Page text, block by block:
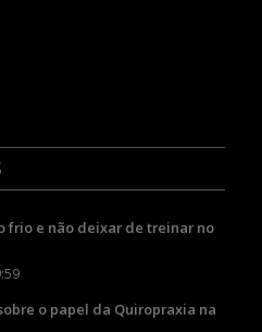
frio e não deixar de treinar no
o papel da Quiropraxia na